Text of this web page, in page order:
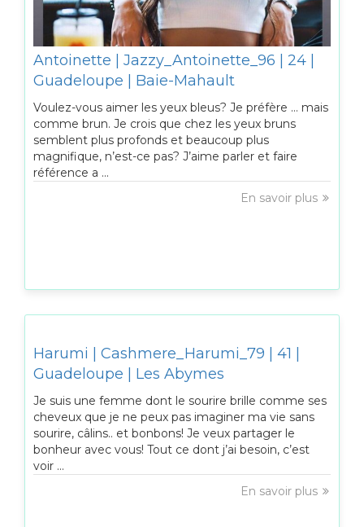
Antoinette | Jazzy_Antoinette_96 | 24 |
Guadeloupe | Baie-Mahault
Voulez-vous aimer les yeux bleus? Je préfère … mais
comme brun. Je crois que chez les yeux bruns
semblent plus profonds et beaucoup plus
magnifique, n’est-ce pas? J’aime parler et faire
référence a ...
En savoir plus
Harumi | Cashmere_Harumi_79 | 41 |
Guadeloupe | Les Abymes
Je suis une femme dont le sourire brille comme ses
cheveux que je ne peux pas imaginer ma vie sans
sourire, câlins.. et bonbons! Je veux partager le
bonheur avec vous! Tout ce dont j’ai besoin, c’est
voir ...
En savoir plus